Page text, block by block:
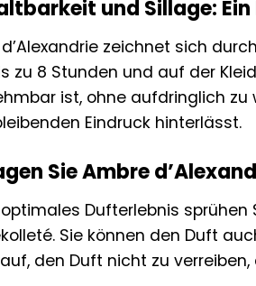
und Sillage:
zeichnet sich
zu 8 Stunden und auf der
ist, ohne aufdringlich zu
Eindruck hinterlässt.
Sie Ambre
Dufterlebnis sprühen
Sie können den Duft
den Duft nicht zu